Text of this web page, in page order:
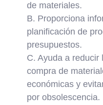
de materiales.
B. Proporciona
planificación de
presupuestos.
C. Ayuda a reducir
compra de
económicas y
por obsolescencia.